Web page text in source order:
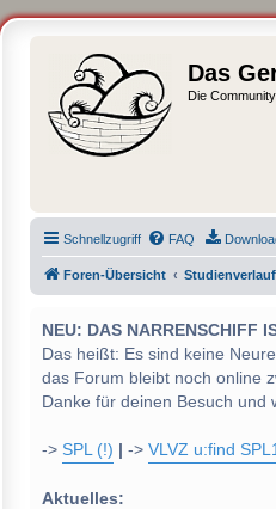
Das
Die
Schnellzugriff FAQ
Foren-Übersicht
NEU: DAS NARRENSCHIFF
Das heißt: Es sind keine
das Forum bleibt noch online
Danke für deinen Besuch und
-> SPL (!) -> VLVZ u:find
Aktuelles: